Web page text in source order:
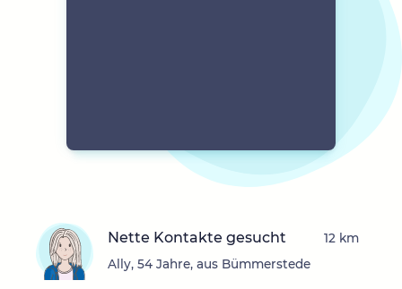
Nette Kontakte gesucht
Ally, 54 Jahre, aus Bümmerstede
12 km